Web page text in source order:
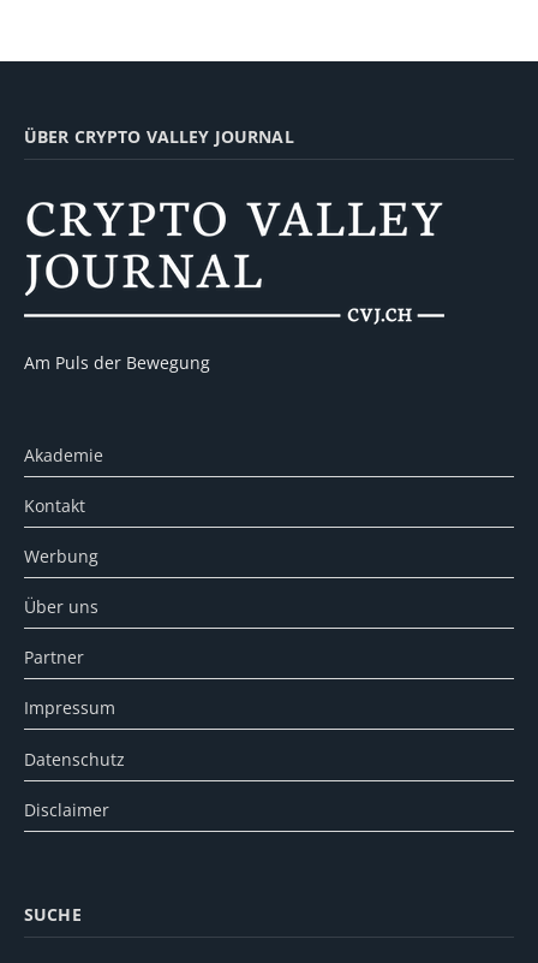
ÜBER CRYPTO VALLEY JOURNAL
Am Puls der Bewegung
Akademie
Kontakt
Werbung
Über uns
Partner
Impressum
Datenschutz
Disclaimer
SUCHE